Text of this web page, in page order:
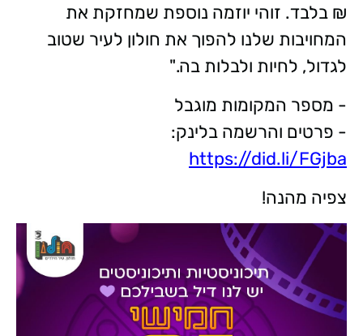
₪ בלבד. זוהי יוזמה נוספת שמחזקת את
המחויבות שלנו להפוך את חולון לעיר שטוב
לגדול, לחיות ולבלות בה."
- מספר המקומות מוגבל
- פרטים והרשמה בלינק:
https://did.li/FGjba
צפיה מהנה!